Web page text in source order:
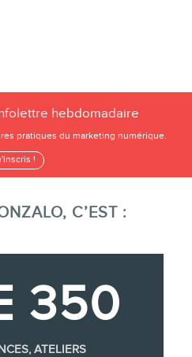
hebdomadaire
pratiques du marketing numérique.
!
C’EST :
350
ATELIERS